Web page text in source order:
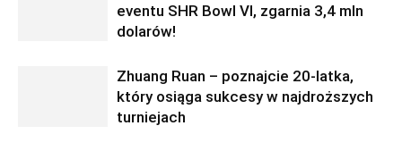
eventu SHR Bowl VI, zgarnia 3,4 mln
dolarów!
Zhuang Ruan – poznajcie 20-latka,
który osiąga sukcesy w najdroższych
turniejach